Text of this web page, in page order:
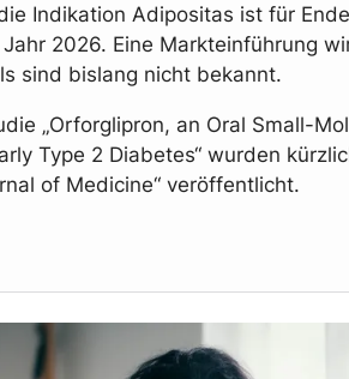
Indikation Adipositas ist für
2026. Eine Markteinführung
sind bislang nicht bekannt.
„Orforglipron, an Oral Small-
Type 2 Diabetes“ wurden
of Medicine“ veröffentlicht.